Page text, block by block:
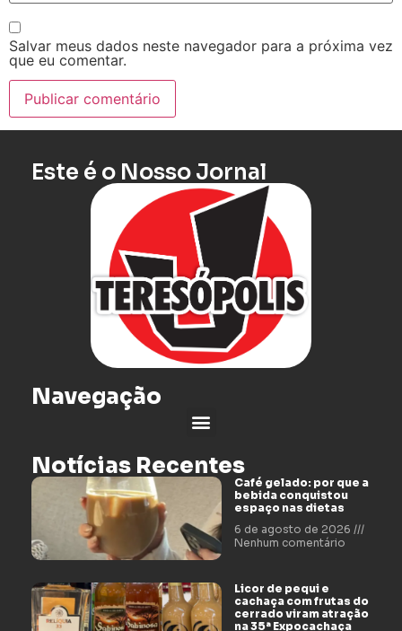
Salvar meus dados neste navegador para a próxima vez
que eu comentar.
Este é o Nosso Jornal
Navegação
Notícias Recentes
Café gelado: por que a
bebida conquistou
espaço nas dietas
6 de agosto de 2026
Nenhum comentário
Licor de pequi e
cachaça com frutas do
cerrado viram atração
na 35ª Expocachaça